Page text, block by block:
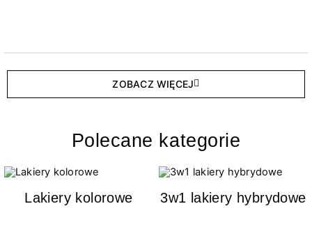
ZOBACZ WIĘCEJ
Polecane kategorie
Lakiery kolorowe 3w1 lakiery hybrydowe